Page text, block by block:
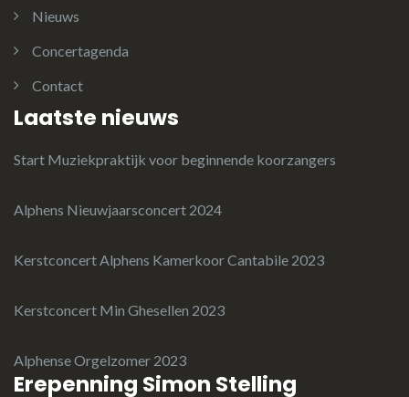
Nieuws
Concertagenda
Contact
Laatste nieuws
Start Muziekpraktijk voor beginnende koorzangers
Alphens Nieuwjaarsconcert 2024
Kerstconcert Alphens Kamerkoor Cantabile 2023
Kerstconcert Min Ghesellen 2023
Alphense Orgelzomer 2023
Erepenning Simon Stelling